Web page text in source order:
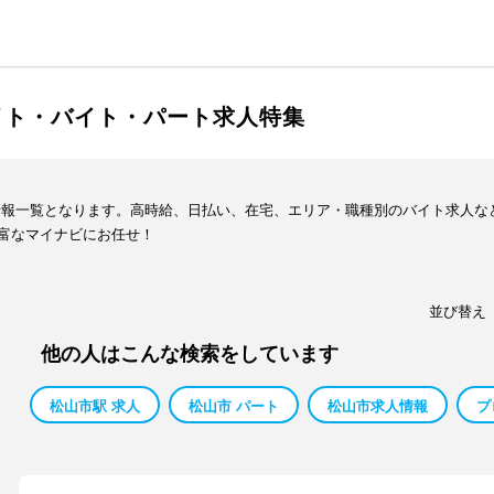
・バイト・パート求人特集
一覧となります。高時給、日払い、在宅、エリア・職種別のバイト求人
なマイナビにお任せ！
並び替え
他の人はこんな検索をしています
松山市駅 求人 松山市 パート 松山市求人情報